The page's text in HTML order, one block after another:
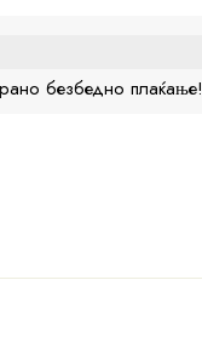
безбедно плаќање!